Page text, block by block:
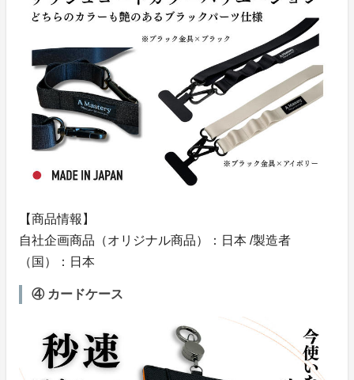
【商品情報】
自社企画商品（オリジナル商品）：日本 /製造者
（国）：日本
④ カードケース